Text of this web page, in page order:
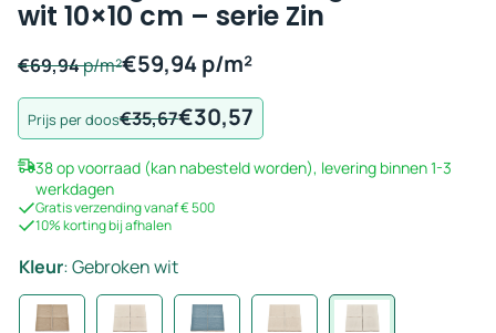
wit 10×10 cm – serie Zin
€69,94p/m²€59,94p/m²
Prijs per doos€35,67
Oorspronkelijke
prijs
was:
€35,67.
€30,57
Huidige
prijs
is:
€30,57.
38 op voorraad (kan nabesteld worden), levering binnen 1-3
werkdagen
Gratis verzending vanaf € 500
10% korting bij afhalen
Kleur:Gebroken wit